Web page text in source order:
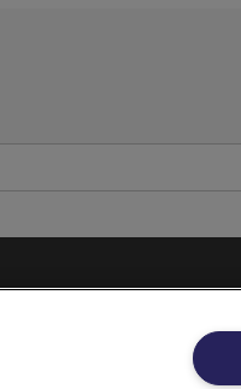
Datenschutzhinweise